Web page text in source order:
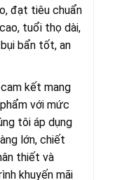
đạt tiêu chuẩn
tuổi thọ dài,
bẩn tốt, an
kết mang
với mức
tôi áp dụng
lớn, chiết
thiết và
khuyến mãi